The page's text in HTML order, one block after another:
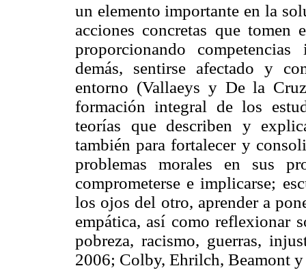
un elemento importante en la
acciones concretas que
proporcionando
demás, sentirse afectado y
entorno (Vallaeys y De la
formación integral de los
teorías que describen y
también para fortalecer y
problemas morales en sus
comprometerse e implicarse;
los ojos del otro, aprender a
empática, así como reflexionar
pobreza, racismo, guerras,
2006; Colby, Ehrilch, Beamont y